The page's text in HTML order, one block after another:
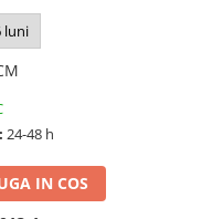
luni
24-48 h
IN COS